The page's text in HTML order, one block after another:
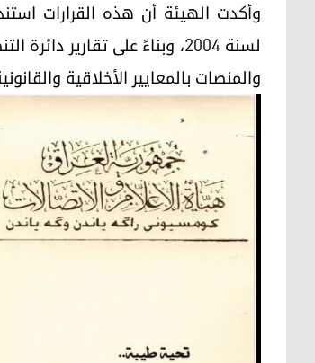
لسنة 2004، وبناءً على تقارير
والمنصات بالمعايير الأخلاقية